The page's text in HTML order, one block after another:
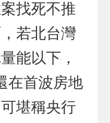
找死不推
若北台灣
能以下，
在首波房地
堪稱央行